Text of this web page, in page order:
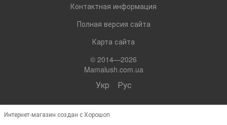
Контактная информация
Полная версия сайта
Карта сайта
© 2014—2026
Mamalush.com.ua
Укр Рус
Интернет-магазин создан с Хорошоп